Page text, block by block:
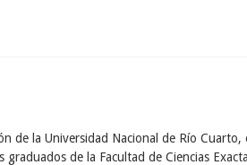
de la Universidad Nacional de Río Cuarto,
de la Facultad de Ciencias